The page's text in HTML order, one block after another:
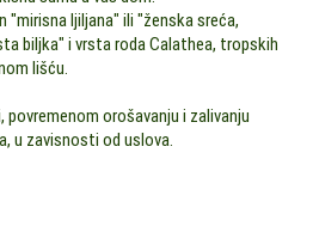
"mirisna ljiljana" ili "ženska sreća,
biljka" i vrsta roda Calathea, tropskih
lišću.
orošavanju i zalivanju
u zavisnosti od uslova.